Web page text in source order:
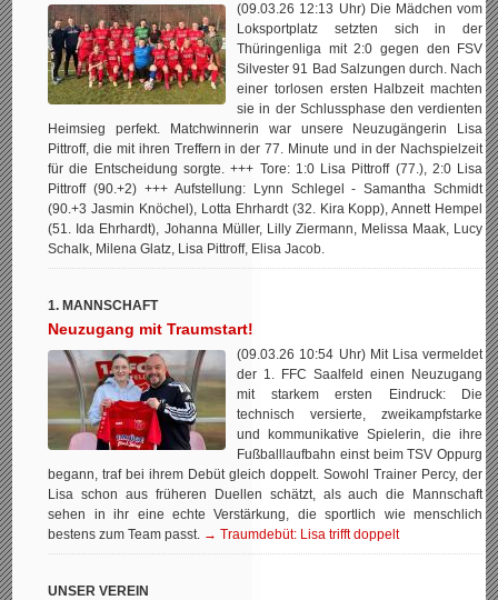
(09.03.26 12:13 Uhr) Die Mädchen vom
Loksportplatz setzten sich in der
Thüringenliga mit 2:0 gegen den FSV
Silvester 91 Bad Salzungen durch. Nach
einer torlosen ersten Halbzeit machten
sie in der Schlussphase den verdienten
Heimsieg perfekt. Matchwinnerin war unsere Neuzugängerin Lisa
Pittroff, die mit ihren Treffern in der 77. Minute und in der Nachspielzeit
für die Entscheidung sorgte. +++ Tore: 1:0 Lisa Pittroff (77.), 2:0 Lisa
Pittroff (90.+2) +++ Aufstellung: Lynn Schlegel - Samantha Schmidt
(90.+3 Jasmin Knöchel), Lotta Ehrhardt (32. Kira Kopp), Annett Hempel
(51. Ida Ehrhardt), Johanna Müller, Lilly Ziermann, Melissa Maak, Lucy
Schalk, Milena Glatz, Lisa Pittroff, Elisa Jacob.
1. MANNSCHAFT
Neuzugang mit Traumstart!
(09.03.26 10:54 Uhr) Mit Lisa vermeldet
der 1. FFC Saalfeld einen Neuzugang
mit starkem ersten Eindruck: Die
technisch versierte, zweikampfstarke
und kommunikative Spielerin, die ihre
Fußballlaufbahn einst beim TSV Oppurg
begann, traf bei ihrem Debüt gleich doppelt. Sowohl Trainer Percy, der
Lisa schon aus früheren Duellen schätzt, als auch die Mannschaft
sehen in ihr eine echte Verstärkung, die sportlich wie menschlich
bestens zum Team passt. → Traumdebüt: Lisa trifft doppelt
UNSER VEREIN